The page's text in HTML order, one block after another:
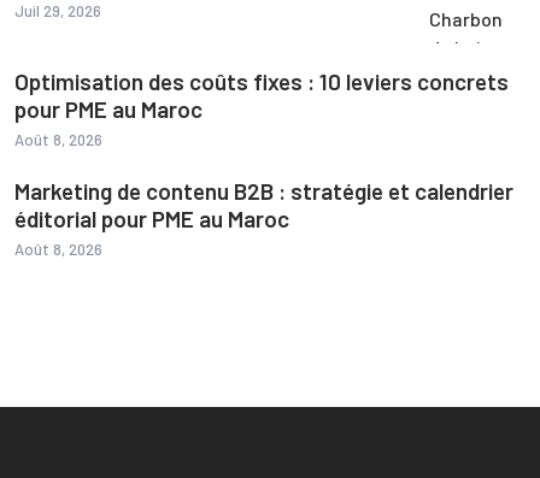
Juil 29, 2026
Optimisation des coûts fixes : 10 leviers concrets
pour PME au Maroc
Août 8, 2026
Marketing de contenu B2B : stratégie et calendrier
éditorial pour PME au Maroc
Août 8, 2026